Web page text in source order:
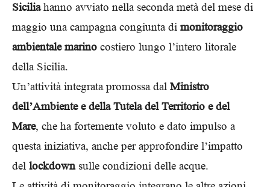
Siciliahanno avviato nella seconda metà del mese di
maggio una campagna congiunta di monitoraggio
ambientale marino costiero lungo l’intero litorale
della Sicilia.
Un’attività integrata promossa dal Ministro
dell’Ambiente e della Tutela del Territorio e del
Mare, che ha fortemente voluto e dato impulso a
questa iniziativa, anche per approfondire l’impatto
del lockdownsulle condizioni delle acque.